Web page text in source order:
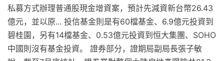
私募方式辦理普通股現金增資案，預計先減資新台幣26.43
億元，並以原... 投信基金則是有60檔基金、6.9億元投資到
碧桂園，另有14檔基金、0.53億元投資到恒大集團、SOHO
中國則沒有基金投資。 證券部分，證期局副局長張子敏